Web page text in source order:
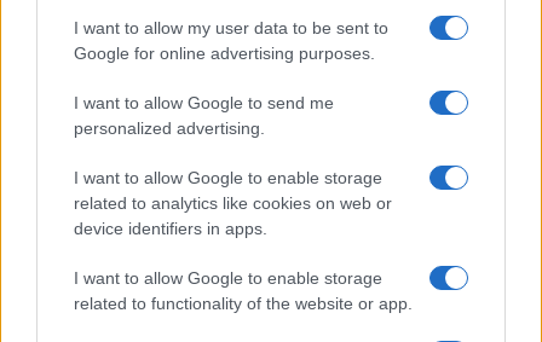
I want to allow my user data to be sent to
Google for online advertising purposes.
I want to allow Google to send me
personalized advertising.
I want to allow Google to enable storage
related to analytics like cookies on web or
device identifiers in apps.
I want to allow Google to enable storage
related to functionality of the website or app.
2022. május 10.